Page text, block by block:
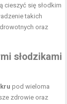
cieszyć się słodkim
takich
oraz
słodzikami
pod wieloma
zdrowie oraz